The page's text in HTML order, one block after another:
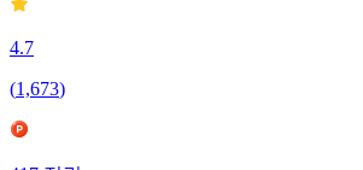
4.7
(1,673)